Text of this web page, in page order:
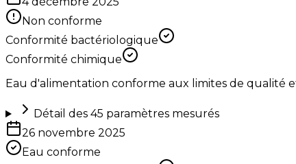
Non conforme
Conformité bactériologique
Conformité chimique
Eau d'alimentation conforme aux limites de qualité
Détail des 45 paramètres mesurés
26 novembre 2025
Eau conforme